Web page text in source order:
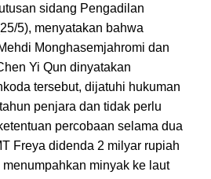
sidang Pengadilan
5), menyatakan bahwa
Monghasemjahromi dan
Yi Qun dinyatakan
tersebut, dijatuhi hukuman
penjara dan tidak perlu
percobaan selama dua
Freya didenda 2 milyar rupiah
minyak ke laut